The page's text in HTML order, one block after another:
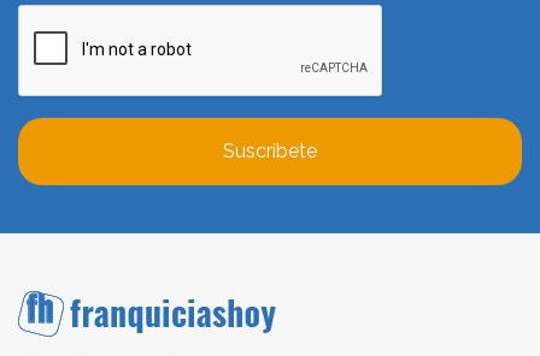
Suscríbete